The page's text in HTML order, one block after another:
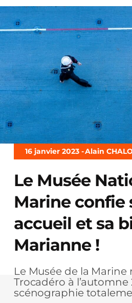
16 janvier 2023 -Alain
Le Musée
Marine confie
accueil et sa
Marianne !
Le Musée de la Marine
Trocadéro à l’automne
scénographie